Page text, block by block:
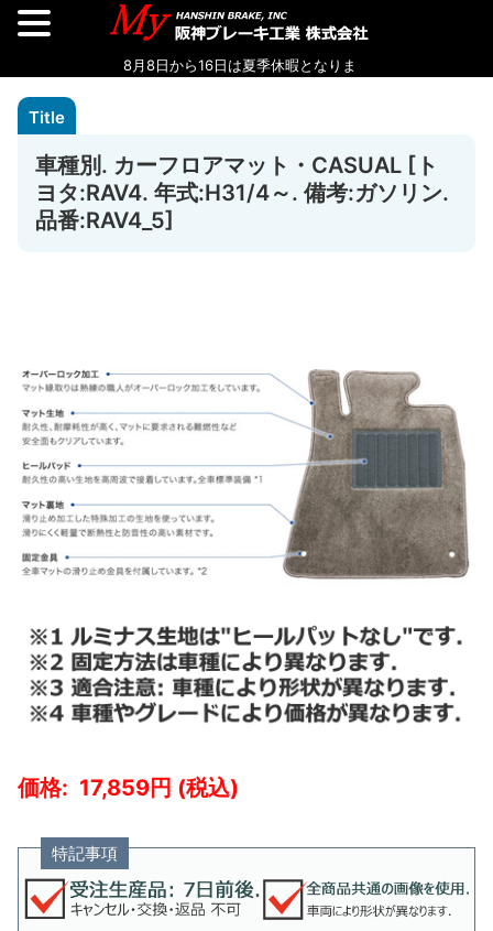
車種別. カーフロアマット・CASUAL [ト
ヨタ:RAV4. 年式:H31/4～. 備考:ガソリン.
品番:RAV4_5]
17,859
特記事項